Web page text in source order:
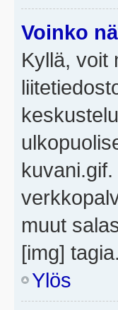
Voinko
Kyllä, voit
muut
[img] tagia.
Ylös